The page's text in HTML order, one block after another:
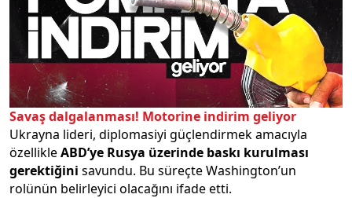
Savaş dalgalanması! Motorine indirim geliyor
Ukrayna lideri, diplomasiyi güçlendirmek amacıyla
özellikleABD’ye Rusya üzerinde baskı kurulması
gerektiğini savundu. Bu süreçte Washington’un
rolünün belirleyici olacağını ifade etti.